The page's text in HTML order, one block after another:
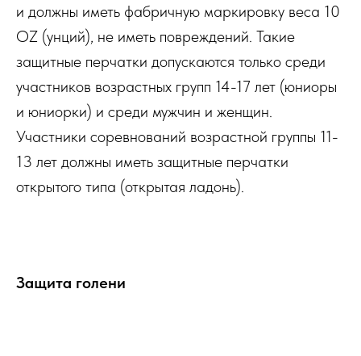
и должны иметь фабричную маркировку веса 10
OZ (унций), не иметь повреждений. Такие
защитные перчатки допускаются только среди
участников возрастных групп 14-17 лет (юниоры
и юниорки) и среди мужчин и женщин.
Участники соревнований возрастной группы 11-
13 лет должны иметь защитные перчатки
открытого типа (открытая ладонь).
Защита голени